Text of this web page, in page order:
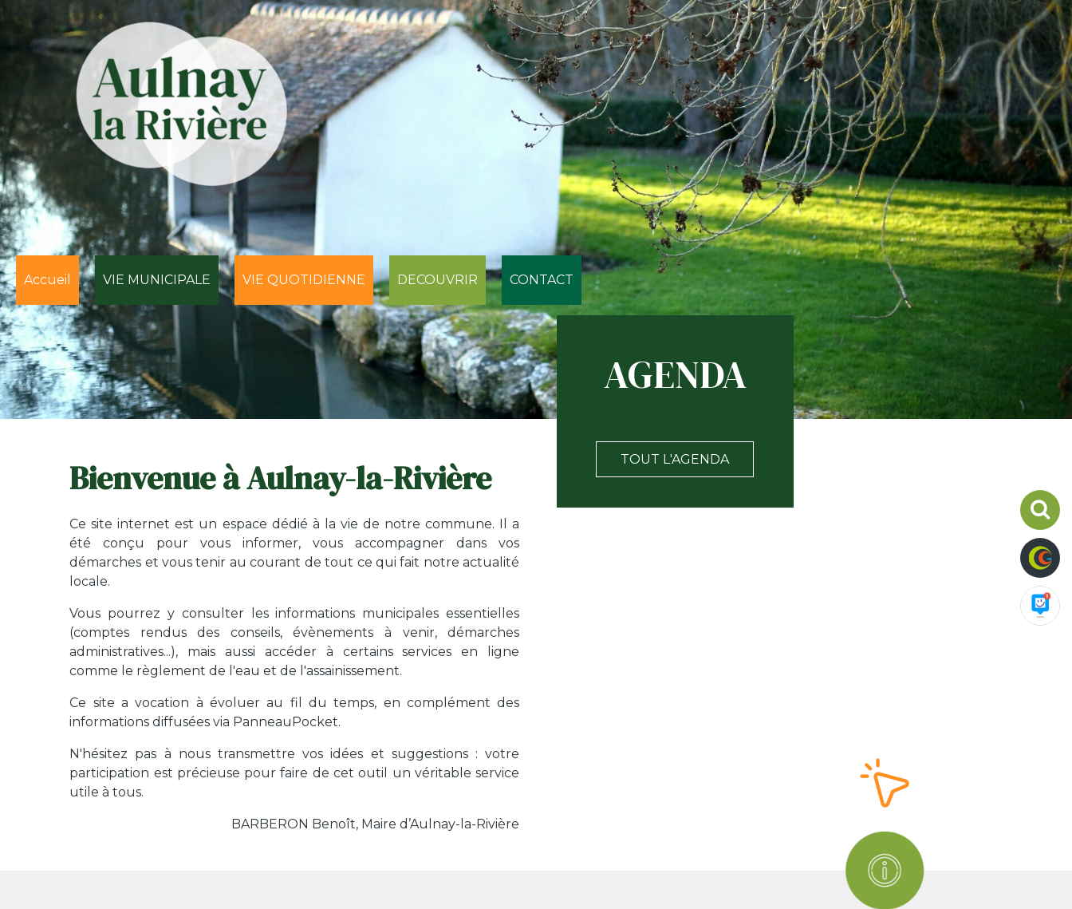
Accueil VIE MUNICIPALE VIE QUOTIDIENNE DECOUVRIR CONTACT
Bienvenue à Aulnay-la-Rivière
Ce site internet est un espace dédié à la vie de notre commune. Il a
été conçu pour vous informer, vous accompagner dans vos
démarches et vous tenir au courant de tout ce qui fait notre actualité
locale.
Vous pourrez y consulter les informations municipales essentielles
(comptes rendus des conseils, évènements à venir, démarches
administratives...), mais aussi accéder à certains services en ligne
comme le règlement de l'eau et de l'assainissement.
Ce site a vocation à évoluer au fil du temps, en complément des
informations diffusées via PanneauPocket.
N'hésitez pas à nous transmettre vos idées et suggestions : votre
participation est précieuse pour faire de cet outil un véritable service
utile à tous.
BARBERON Benoît, Maire d’Aulnay-la-Rivière
AGENDA
TOUT L'AGENDA